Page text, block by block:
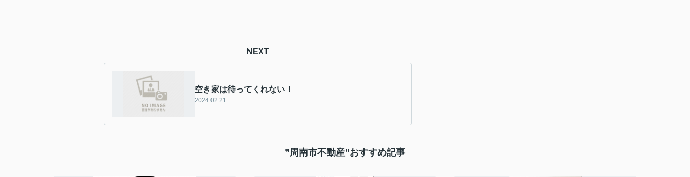
NEXT
空き家は待ってくれない！
2024.02.21
”周南市不動産”おすすめ記事